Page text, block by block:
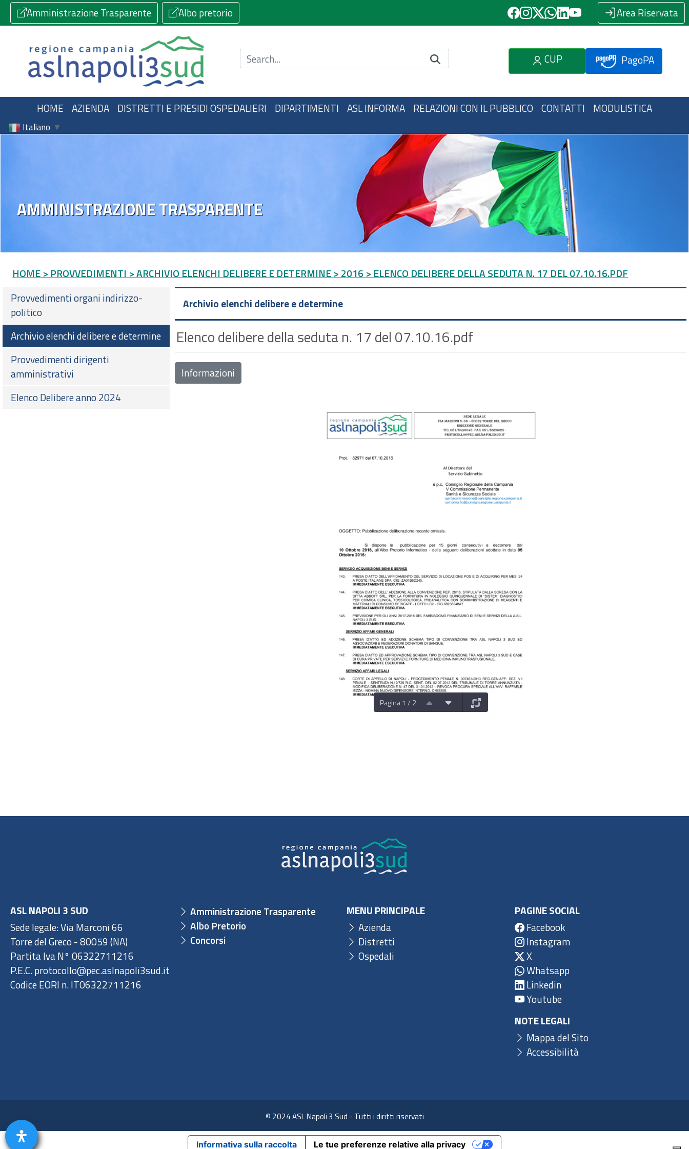
Amministrazione Trasparente Albo pretorio Area Riservata
Cerca nel sito CUP PagoPA
HOME AZIENDA DISTRETTI E PRESIDI OSPEDALIERI DIPARTIMENTI ASL INFORMA RELAZIONI CON IL PUBBLICO CONTATTI MODULISTICA
Italiano ▼
AMMINISTRAZIONE TRASPARENTE
HOME > PROVVEDIMENTI > ARCHIVIO ELENCHI DELIBERE E DETERMINE > 2016 > ELENCO DELIBERE DELLA SEDUTA N. 17 DEL 07.10.16.PDF
Provvedimenti organi indirizzo-
politico
Archivio elenchi delibere e determine
Provvedimenti dirigenti
amministrativi
Elenco Delibere anno 2024
Archivio elenchi delibere e determine
Elenco delibere della seduta n. 17 del 07.10.16.pdf
Informazioni
Pagina 1 / 2
ASL NAPOLI 3 SUD
Sede legale: Via Marconi 66
Torre del Greco - 80059 (NA)
Partita Iva N° 06322711216
P.E.C. protocollo@pec.aslnapoli3sud.it
Codice EORI n. IT06322711216
Amministrazione Trasparente
Albo Pretorio
Concorsi
MENU PRINCIPALE
Azienda
Distretti
Ospedali
PAGINE SOCIAL
Facebook
Instagram
X
Whatsapp
Linkedin
Youtube
NOTE LEGALI
Mappa del Sito
Accessibilità
© 2024 ASL Napoli 3 Sud - Tutti i diritti riservati
Informativa sulla raccolta Le tue preferenze relative alla privacy